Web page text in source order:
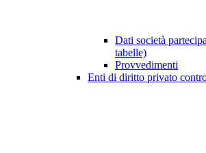
Dati società
tabelle)
Provvedimenti
Enti di diritto privato